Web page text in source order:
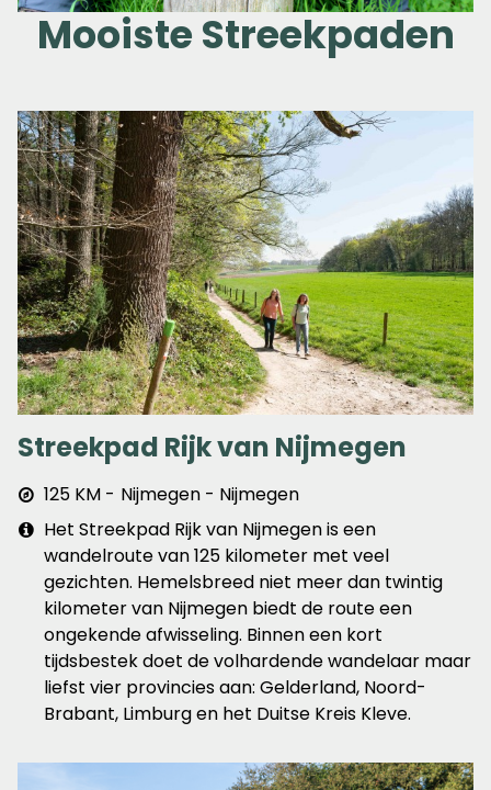
Mooiste Streekpaden
Streekpad Rijk van Nijmegen
Afstand
&
plaats
125 KM
Nijmegen - Nijmegen
Extra
info
Het Streekpad Rijk van Nijmegen is een
wandelroute van 125 kilometer met veel
gezichten. Hemelsbreed niet meer dan twintig
kilometer van Nijmegen biedt de route een
ongekende afwisseling. Binnen een kort
tijdsbestek doet de volhardende wandelaar maar
liefst vier provincies aan: Gelderland, Noord-
Brabant, Limburg en het Duitse Kreis Kleve.